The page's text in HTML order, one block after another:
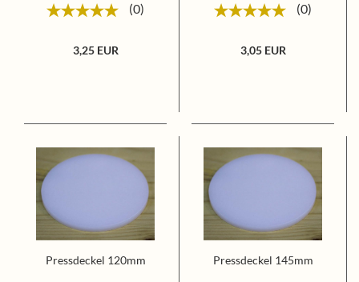
0
3,25 EUR
0
3,05 EUR
Pressdeckel 120mm Pressdeckel 145mm